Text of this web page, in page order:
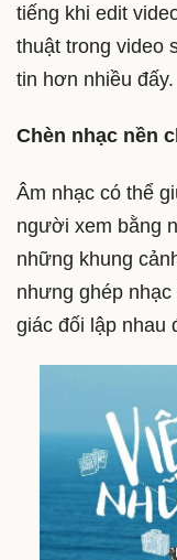
tiếng khi edit
thuật trong video
tin hơn nhiều đấy.
Chèn nhạc nền
Âm nhạc có thể
người xem bằng
những khung
nhưng ghép
giác đối lập nhau